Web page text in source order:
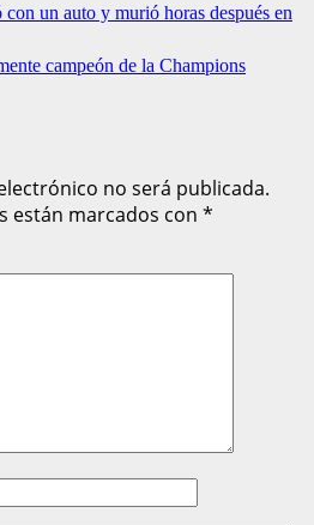
un auto y murió horas después en
campeón de la Champions
no será publicada.
están marcados con *